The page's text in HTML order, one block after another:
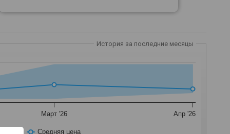
История за последние месяцы
Средняя цена
Март '26 Апр '26